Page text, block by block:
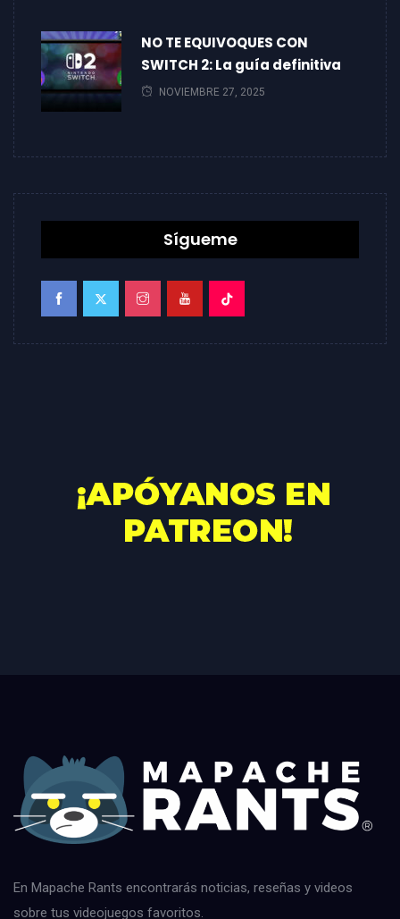
NO TE EQUIVOQUES CON
SWITCH 2: La guía definitiva
NOVIEMBRE 27, 2025
Sígueme
En Mapache Rants encontrarás noticias, reseñas y videos
sobre tus videojuegos favoritos.